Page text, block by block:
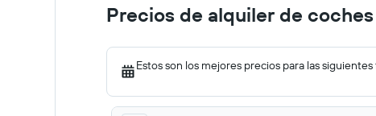
Precios de alquiler de
Estos son los mejores precios para las siguientes